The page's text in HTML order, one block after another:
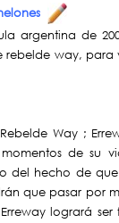
argentina de
rebelde way,
Way ;
de su
del hecho de
que pasar por
logrará